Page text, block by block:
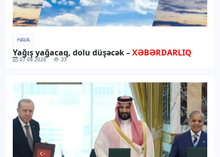
HAVA
Yağış yağacaq, dolu düşəcək –XƏBƏRDARLIQ
07.08.2026 33